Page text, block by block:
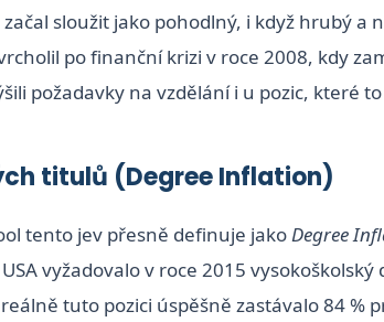
sloužit jako pohodlný, i když hrubý a
po finanční krizi v roce 2008, kdy
požadavky na vzdělání i u pozic, které
titulů (Degree Inflation)
tento jev přesně definuje jakoDegree
vyžadovalo v roce 2015
tuto pozici úspěšně zastávalo 84 %